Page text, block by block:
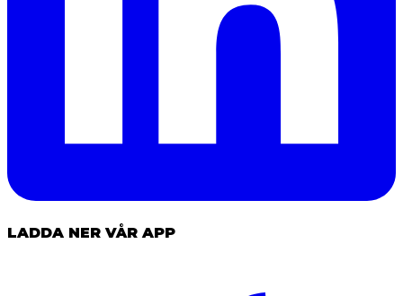
LADDA NER VÅR APP